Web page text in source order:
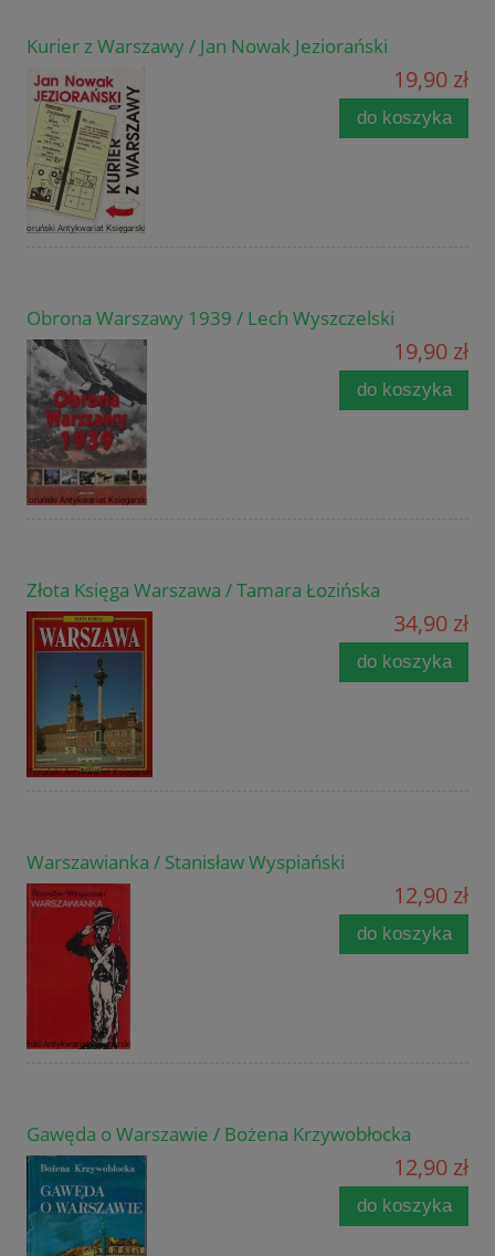
Kurier z Warszawy / Jan Nowak Jeziorański
19,90 zł
do koszyka
Obrona Warszawy 1939 / Lech Wyszczelski
19,90 zł
do koszyka
Złota Księga Warszawa / Tamara Łozińska
34,90 zł
do koszyka
Warszawianka / Stanisław Wyspiański
12,90 zł
do koszyka
Gawęda o Warszawie / Bożena Krzywobłocka
12,90 zł
do koszyka